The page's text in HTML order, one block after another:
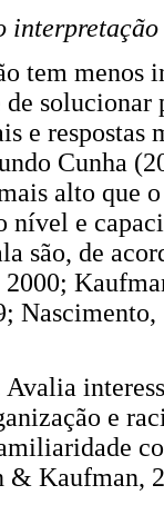
tem
e
Cunha
alto que
nível e
são, de
2000;
Avalia
e
& Kaufman,